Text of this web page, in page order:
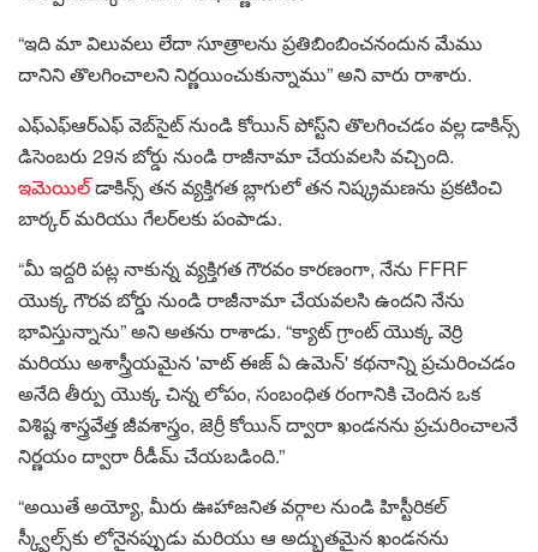
“ఇది మా విలువలు లేదా సూత్రాలను ప్రతిబింబించనందున మేము
దానిని తొలగించాలని నిర్ణయించుకున్నాము” అని వారు రాశారు.
ఎఫ్‌ఎఫ్‌ఆర్‌ఎఫ్ వెబ్‌సైట్ నుండి కోయిన్ పోస్ట్‌ని తొలగించడం వల్ల డాకిన్స్
డిసెంబరు 29న బోర్డు నుండి రాజీనామా చేయవలసి వచ్చింది.
ఇమెయిల్డాకిన్స్ తన వ్యక్తిగత బ్లాగులో తన నిష్క్రమణను ప్రకటించి
బార్కర్ మరియు గేలర్‌లకు పంపాడు.
“మీ ఇద్దరి పట్ల నాకున్న వ్యక్తిగత గౌరవం కారణంగా, నేను FFRF
యొక్క గౌరవ బోర్డు నుండి రాజీనామా చేయవలసి ఉందని నేను
భావిస్తున్నాను” అని అతను రాశాడు. “క్యాట్ గ్రాంట్ యొక్క వెర్రి
మరియు అశాస్త్రీయమైన 'వాట్ ఈజ్ ఏ ఉమెన్' కథనాన్ని ప్రచురించడం
అనేది తీర్పు యొక్క చిన్న లోపం, సంబంధిత రంగానికి చెందిన ఒక
విశిష్ట శాస్త్రవేత్త జీవశాస్త్రం, జెర్రీ కోయిన్ ద్వారా ఖండనను ప్రచురించాలనే
నిర్ణయం ద్వారా రీడీమ్ చేయబడింది.”
“అయితే అయ్యో, మీరు ఊహాజనిత వర్గాల నుండి హిస్టీరికల్
స్క్వీల్స్‌కు లోనైనప్పుడు మరియు ఆ అద్భుతమైన ఖండనను